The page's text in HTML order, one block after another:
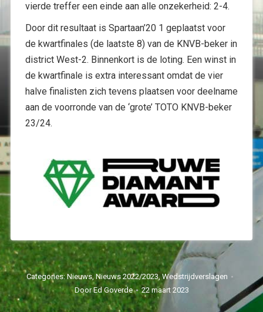
vierde treffer een einde aan alle onzekerheid: 2-4.
Door dit resultaat is Spartaan’20 1 geplaatst voor
de kwartfinales (de laatste 8) van de KNVB-beker in
district West-2. Binnenkort is de loting. Een winst in
de kwartfinale is extra interessant omdat de vier
halve finalisten zich tevens plaatsen voor deelname
aan de voorronde van de ‘grote’ TOTO KNVB-beker
23/24.
Categories:Nieuws,Nieuws 2022/2023,Wedstrijdverslagen
DoorEd Goverde 22 maart 2023